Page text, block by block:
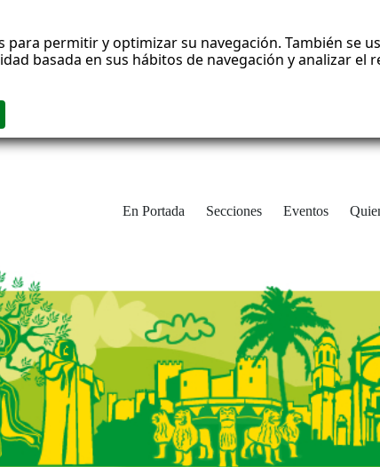
para permitir y optimizar su navegación. También se
basada en sus hábitos de navegación y analizar
En Portada Secciones Eventos